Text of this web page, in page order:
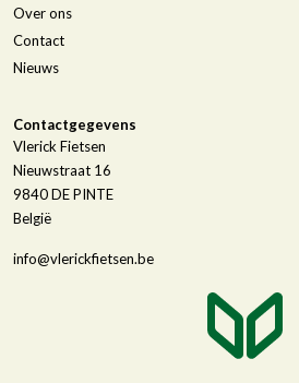
Over ons
Contact
Nieuws
Contactgegevens
Vlerick Fietsen
Nieuwstraat 16
9840DE PINTE
België
info@vlerickfietsen.be